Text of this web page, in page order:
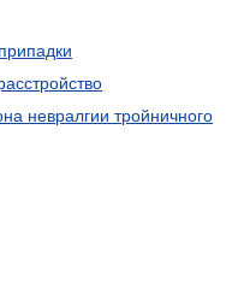
невралгии тройничного